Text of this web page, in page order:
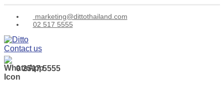
marketing@dittothailand.com
02 517 5555
Contact us
0 2517 5555